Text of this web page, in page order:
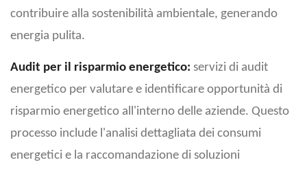
contribuire alla sostenibilità ambientale, generando
energia pulita.
Audit per il risparmio energetico: servizi di audit
energetico per valutare e identificare opportunità di
risparmio energetico all'interno delle aziende. Questo
processo include l'analisi dettagliata dei consumi
energetici e la raccomandazione di soluzioni